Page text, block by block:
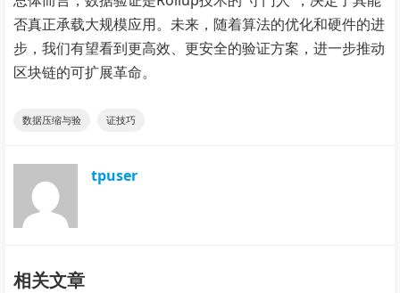
否真正承载大规模应用。未来，随着算法的优化和硬件的进
步，我们有望看到更高效、更安全的验证方案，进一步推动
区块链的可扩展革命。
数据压缩与验 证技巧
tpuser
相关文章